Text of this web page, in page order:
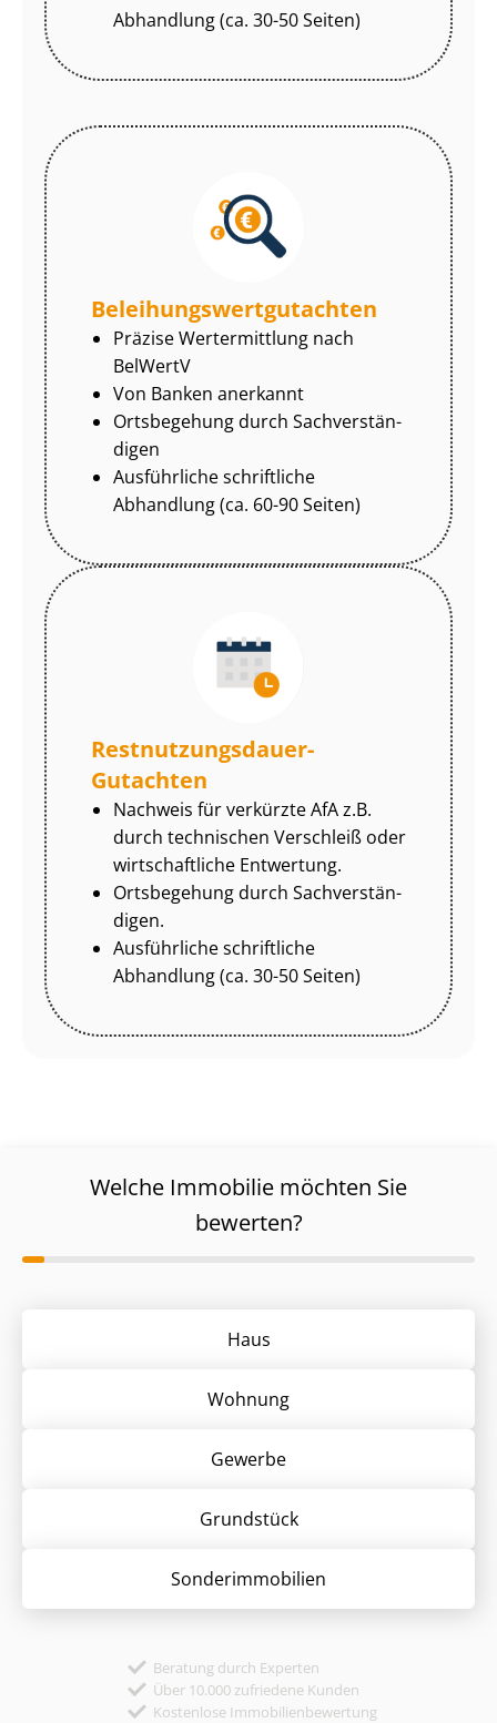
Abhandlung (ca. 30-50 Seiten)
Be­lei­hungs­wert­gut­ach­ten
Präzise Wertermittlung nach
BelWertV
Von Banken anerkannt
Ortsbegehung durch Sach­ver­stän­
di­gen
Ausführliche schriftliche
Abhandlung (ca. 60-90 Seiten)
Rest­nut­zungs­dau­er-
Gutachten
Nachweis für verkürzte AfA z.B.
durch technischen Verschleiß oder
wirtschaftliche Entwertung.
Ortsbegehung durch Sach­ver­stän­
di­gen.
Ausführliche schriftliche
Abhandlung (ca. 30-50 Seiten)
Welche Immobilie möchten Sie
bewerten?
Haus
Wohnung
Gewerbe
Grund­stück
Sonder­immobilien
Beratung durch Experten
Über 10.000 zufriedene Kunden
Kostenlose Immobilienbewertung